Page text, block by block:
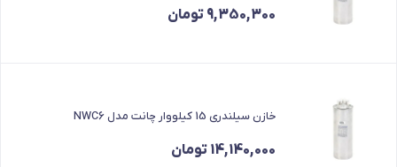
9,350,300 تومان
خازن سیلندری 15 کیلووار چانت مدل NWC6
14,140,000 تومان